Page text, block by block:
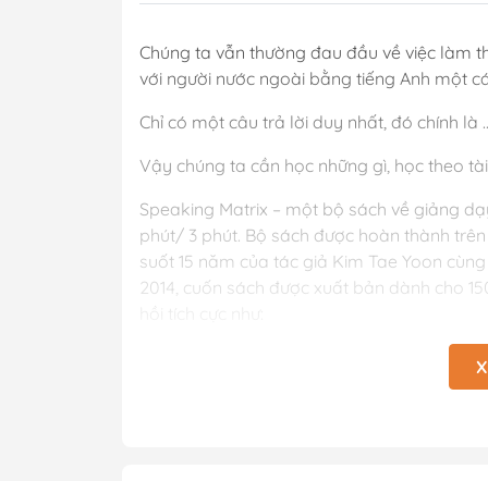
Chúng ta vẫn thường đau đầu về việc làm
với người nước ngoài bằng tiếng Anh một
Chỉ có một câu trả lời duy nhất, đó chính là
Vậy chúng ta cần học những gì, học theo
Speaking Matrix – một bộ sách về giảng
phút/ 3 phút. Bộ sách được hoàn thành
suốt 15 năm của tác giả Kim Tae Yoon
2014, cuốn sách được xuất bản dành cho
Speaking Matrix – một bộ sách về giảng
phút/ 3 phút. Bộ sách được hoàn thành